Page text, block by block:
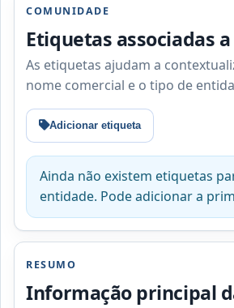
COMUNIDADE
Etiquetas associadas
As etiquetas ajudam a
nome comercial e o tipo de
Adicionar etiqueta
Ainda não existem etiquetas
entidade. Pode adicionar a
RESUMO
Informação principal